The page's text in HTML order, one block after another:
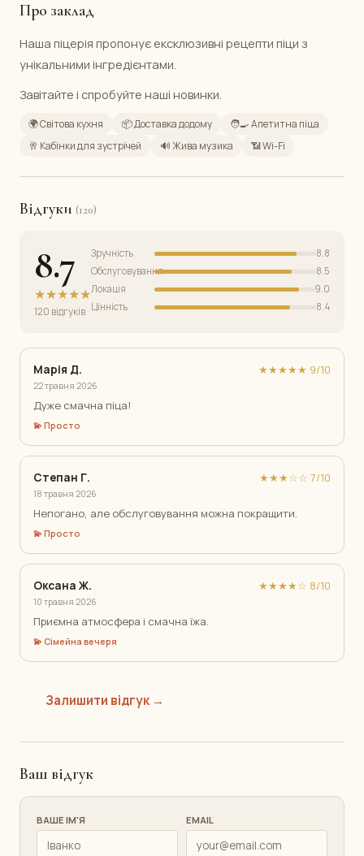
Про заклад
Наша піцерія пропонує ексклюзивні рецепти піци з
унікальними інгредієнтами.
Завітайте і спробуйте наші новинки.
🌍 Світова кухня 📦 Доставка додому
🧑‍🍳 Апетитна піца
🥂 Кабінки для зустрічей
🔊 Жива музика 📶 Wi-Fi
Відгуки (120)
8.7
★★★★★
120 відгуків
Зручність
8.8
Обслуговування
8.5
Локація
9.0
Цінність
8.4
Марія Д.
22 травня 2026
★★★★★ 9/10
Дуже смачна піца!
💫 Просто
Степан Г.
18 травня 2026
★★★☆☆ 7/10
Непогано, але обслуговування можна покращити.
💫 Просто
Оксана Ж.
10 травня 2026
★★★★☆ 8/10
Приємна атмосфера і смачна їжа.
💫 Сімейна вечеря
Залишити відгук →
Ваш відгук
ВАШЕ ІМ'Я EMAIL